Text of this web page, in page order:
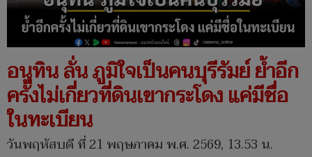
อนุทิน ลั่น ภูมิใจเป็นคนบุรีรัมย์ ย้ำอีก
ครั้งไม่เกี่ยวที่ดินเขากระโดง แค่มีชื่อ
ในทะเบียน
วันพฤหัสบดี ที่ 21 พฤษภาคม พ.ศ. 2569, 13.53 น.